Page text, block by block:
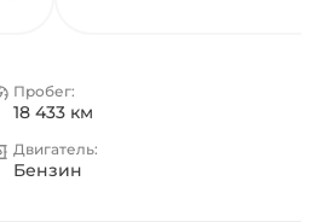
Пробег:
18 433 км
Двигатель:
Бензин